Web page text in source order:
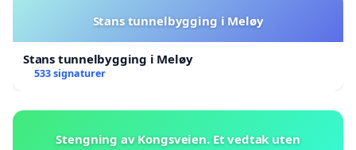
Stans tunnelbygging i Meløy
Stans tunnelbygging i Meløy
533 signaturer
Stengning av Kongsveien. Et vedtak uten